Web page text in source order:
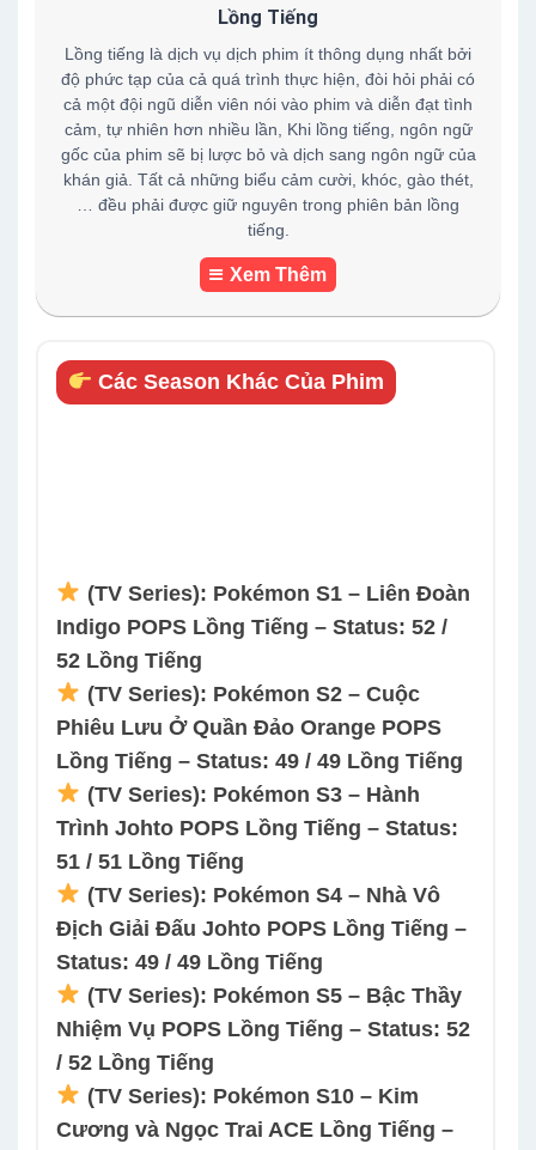
Lồng Tiếng
Lồng tiếng là dịch vụ dịch phim ít thông dụng nhất bởi
độ phức tạp của cả quá trình thực hiện, đòi hỏi phải có
cả một đội ngũ diễn viên nói vào phim và diễn đạt tình
cảm, tự nhiên hơn nhiều lần, Khi lồng tiếng, ngôn ngữ
gốc của phim sẽ bị lược bỏ và dịch sang ngôn ngữ của
khán giả. Tất cả những biểu cảm cười, khóc, gào thét,
… đều phải được giữ nguyên trong phiên bản lồng
tiếng.
Xem Thêm
Các Season Khác Của Phim
(TV Series): Pokémon S1 – Liên Đoàn
Indigo POPS Lồng Tiếng – Status: 52 /
52 Lồng Tiếng
(TV Series): Pokémon S2 – Cuộc
Phiêu Lưu Ở Quần Đảo Orange POPS
Lồng Tiếng – Status: 49 / 49 Lồng Tiếng
(TV Series): Pokémon S3 – Hành
Trình Johto POPS Lồng Tiếng – Status:
51 / 51 Lồng Tiếng
(TV Series): Pokémon S4 – Nhà Vô
Địch Giải Đấu Johto POPS Lồng Tiếng –
Status: 49 / 49 Lồng Tiếng
(TV Series): Pokémon S5 – Bậc Thầy
Nhiệm Vụ POPS Lồng Tiếng – Status: 52
/ 52 Lồng Tiếng
(TV Series): Pokémon S10 – Kim
Cương và Ngọc Trai ACE Lồng Tiếng –